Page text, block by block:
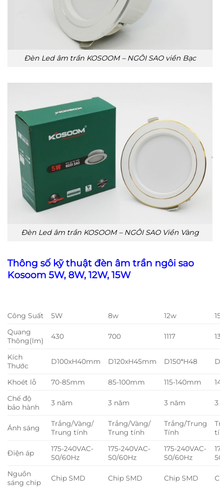
Đèn Led âm trần KOSOOM – NGÔI SAO viền Bạc
Đèn Led âm trần KOSOOM – NGÔI SAO Viền Vàng
Thông số kỹ thuật đèn âm trần ngôi sao
Kosoom 5W, 8W, 12W, 15W
Công Suất 5W 8w 12w
Quang
Thông(lm)
430 700 1117
Kích
Thước
D100xH40mm D120xH45mm D150*H48
Khoét lỗ 70-85mm 85-100mm 115-140mm
Chế độ
bảo hành
3 năm 3 năm 3 năm
Ánh sáng
Trắng/Vàng/
Trung tính
Trắng/Vàng/
Trung tính
Trắng/Trung
Tính
Điện áp
175-240VAC-
50/60Hz
175-240VAC-
50/60Hz
175-240VAC-
50/60Hz
Nguồn
sáng chip
Chip SMD Chip SMD Chip SMD